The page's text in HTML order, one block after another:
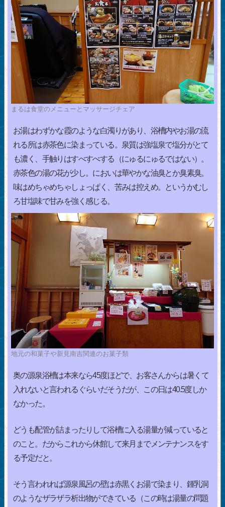
まるは食堂のメニューとマッサージチェア
お湯はわずかな霞のような白濁りがあり、浴槽内やお湯の流
れる所は赤茶色に染まっている。泉質は強塩泉で塩分がとて
も濃く、手触りはすべすべする（にゅるにゅるではない）。
赤茶色の湯の花が少し。においは華やかな油臭とか臭素臭。
味はめちゃめちゃしょっぱく、苦みは控えめ。というかむし
ろ甘塩味で甘みを強く感じる。
地元の和菓子や新見南吉関連のお菓子類
奥の源泉浴槽は本来なら45度ほどで、お客さんからは暑くて
入れないと言われるぐらいだそうだが、この日は40.5度しか
なかった。
どうも配管が詰まったりして浴槽に入る湯量が減っていると
のこと。だからこれから休館して来月までメンテナンスをす
る予定だと。
そう言われれば源泉風呂の壁は赤黒くお湯で染まり、鍾乳洞
のようなザラザラ析出物ができている（この時は湯量の問題